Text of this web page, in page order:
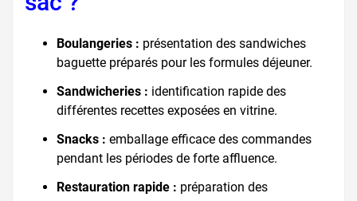
Boulangeries : présentation des sandwiches
baguette préparés pour les formules déjeuner.
Sandwicheries : identification rapide des
différentes recettes exposées en vitrine.
Snacks : emballage efficace des commandes
pendant les périodes de forte affluence.
Restauration rapide : préparation des